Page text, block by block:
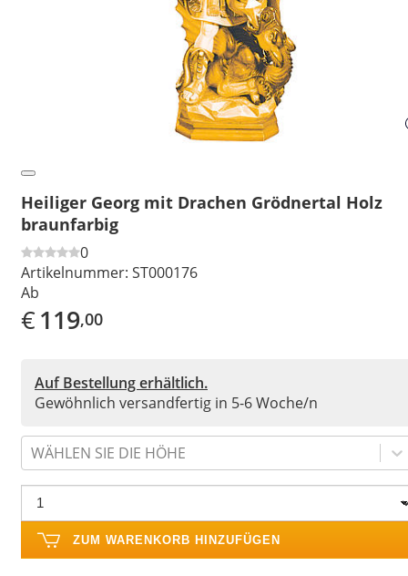
Heiliger Georg mit Drachen Grödnertal Holz
braunfarbig
0
Artikelnummer: ST000176
Ab
€119,00
Auf Bestellung erhältlich.
Gewöhnlich versandfertig in 5-6 Woche/n
WÄHLEN SIE DIE HÖHE
ZUM WARENKORB HINZUFÜGEN